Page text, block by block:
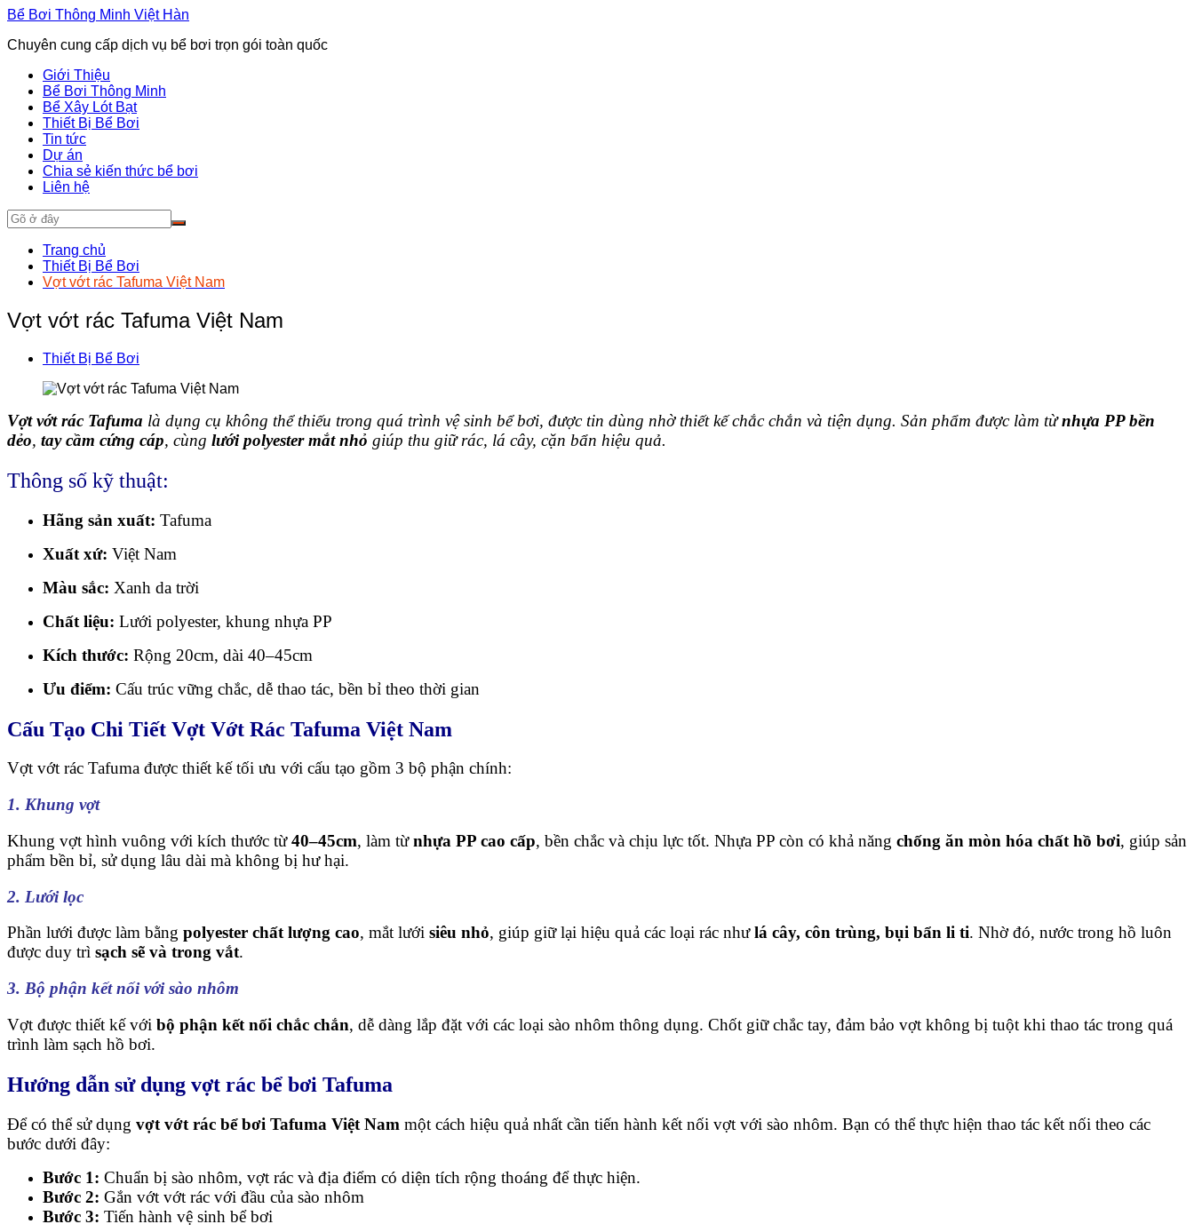
Chuyển
phần
dung
Bể Bơi Thông Minh Việt Hàn
Chuyên cung cấp dịch vụ bể bơi trọn gói toàn quốc
Giới Thiệu
Bể Bơi Thông Minh
Bể Xây Lót Bạt
Thiết Bị Bể Bơi
Tin tức
Dự án
Chia sẻ kiến thức bể bơi
Liên hệ
Trang chủ
Thiết Bị Bể Bơi
Vợt vớt rác Tafuma Việt Nam
Vợt vớt rác Tafuma Việt Nam
Thiết Bị Bể Bơi
Vợt vớt rác Tafuma là dụng cụ không thể thiếu trong quá trình vệ sinh bể bơi, được tin dùng nhờ thiết kế chắc chắn và tiện dụng. Sản phẩm được làm từnhựa PP bền
dẻo, tay cầm cứng cáp, cùng lưới polyester mắt nhỏ giúp thu giữ rác, lá cây, cặn bẩn hiệu quả.
Thông số kỹ thuật:
Hãng sản xuất: Tafuma
Xuất xứ: Việt Nam
Màu sắc: Xanh da trời
Chất liệu: Lưới polyester, khung nhựa PP
Kích thước: Rộng 20cm, dài 40–45cm
Ưu điểm: Cấu trúc vững chắc, dễ thao tác, bền bỉ theo thời gian
Cấu Tạo Chi Tiết Vợt Vớt Rác Tafuma Việt Nam
Vợt vớt rác Tafuma được thiết kế tối ưu với cấu tạo gồm 3 bộ phận chính:
1. Khung vợt
Khung vợt hình vuông với kích thước từ40–45cm, làm từnhựa PP cao cấp, bền chắc và chịu lực tốt. Nhựa PP còn có khả năng chống ăn mòn hóa chất hồ bơi, giúp sản
phẩm bền bỉ, sử dụng lâu dài mà không bị hư hại.
2. Lưới lọc
Phần lưới được làm bằng polyester chất lượng cao, mắt lưới siêu nhỏ, giúp giữ lại hiệu quả các loại rác nhưlá cây, côn trùng, bụi bẩn li ti. Nhờ đó, nước trong hồ luôn
được duy trì sạch sẽ và trong vắt.
3. Bộ phận kết nối với sào nhôm
Vợt được thiết kế với bộ phận kết nối chắc chắn, dễ dàng lắp đặt với các loại sào nhôm thông dụng. Chốt giữ chắc tay, đảm bảo vợt không bị tuột khi thao tác trong quá
trình làm sạch hồ bơi.
Hướng dẫn sử dụng vợt rác bể bơi Tafuma
Để có thể sử dụng vợt vớt rác bể bơi Tafuma Việt Nam một cách hiệu quả nhất cần tiến hành kết nối vợt với sào nhôm. Bạn có thể thực hiện thao tác kết nối theo các
bước dưới đây:
Bước 1: Chuẩn bị sào nhôm, vợt rác và địa điểm có diện tích rộng thoáng để thực hiện.
Bước 2: Gắn vớt vớt rác với đầu của sào nhôm
Bước 3: Tiến hành vệ sinh bể bơi